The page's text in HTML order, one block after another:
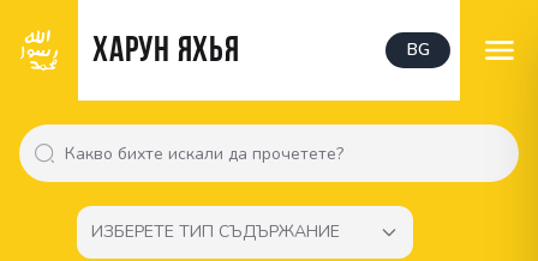
Харун Яхья BG
ИЗБЕРЕТЕ ТИП СЪДЪРЖАНИЕ